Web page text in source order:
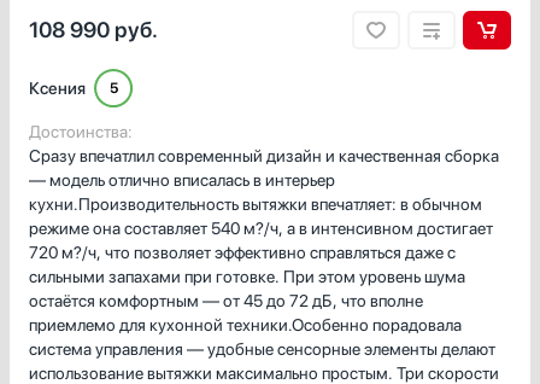
108 990 руб.
Ксения 5
Достоинства:
Сразу впечатлил современный дизайн и качественная сборка
— модель отлично вписалась в интерьер
кухни.Производительность вытяжки впечатляет: в обычном
режиме она составляет 540 м?/ч, а в интенсивном достигает
720 м?/ч, что позволяет эффективно справляться даже с
сильными запахами при готовке. При этом уровень шума
остаётся комфортным — от 45 до 72 дБ, что вполне
приемлемо для кухонной техники.Особенно порадовала
система управления — удобные сенсорные элементы делают
использование вытяжки максимально простым. Три скорости